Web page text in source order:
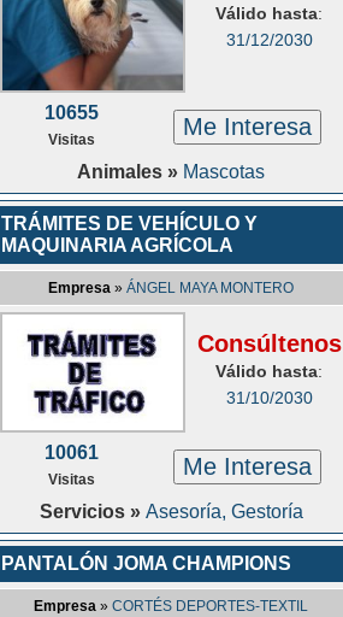
Válido hasta:
31/12/2030
10655
Visitas Me Interesa
Animales » Mascotas
TRÁMITES DE VEHÍCULO Y
MAQUINARIA AGRÍCOLA
Empresa » ÁNGEL MAYA MONTERO
Consúltenos
Válido hasta:
31/10/2030
10061
Visitas Me Interesa
Servicios » Asesoría, Gestoría
PANTALÓN JOMA CHAMPIONS
Empresa » CORTÉS DEPORTES-TEXTIL